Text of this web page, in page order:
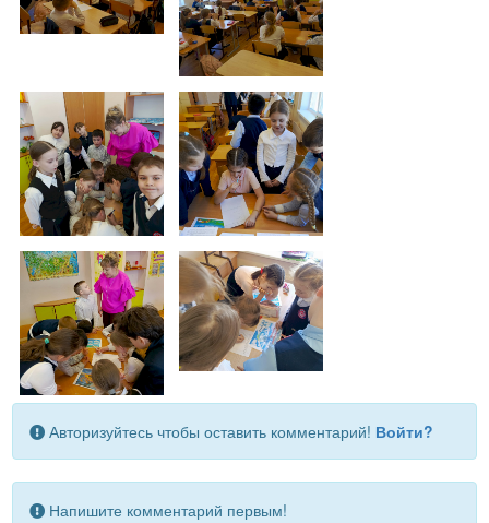
Авторизуйтесь чтобы оставить комментарий! Войти?
Напишите комментарий первым!